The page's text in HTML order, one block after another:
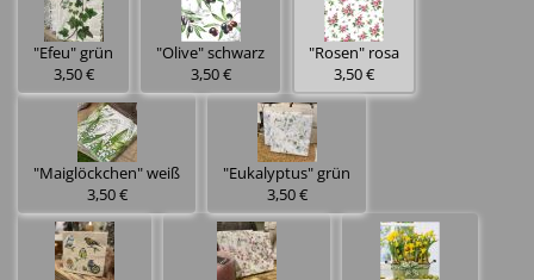
"Efeu" grün
3,50 €
"Olive" schwarz
3,50 €
"Rosen" rosa
3,50 €
"Maiglöckchen" weiß
3,50 €
"Eukalyptus" grün
3,50 €